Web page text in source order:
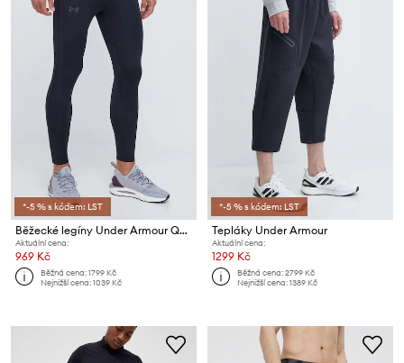
*-5 % s kódem: LST
Běžecké legíny Under Armour Qualifier Elite
Aktuální cena:
969 Kč
Běžná cena:1799 Kč
Nejnižší cena:1039 Kč
*-5 % s kódem: LST
Tepláky Under Armour
Aktuální cena:
1299 Kč
Běžná cena:2799 Kč
Nejnižší cena:1389 Kč